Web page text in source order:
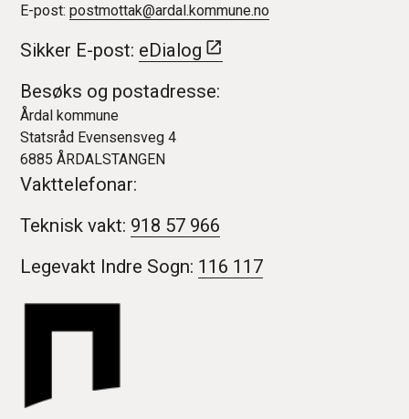
E-post:postmottak@ardal.kommune.no
Sikker E-post: eDialog
Besøks og postadresse:
Årdal kommune
Statsråd Evensensveg 4
6885 ÅRDALSTANGEN
Vakttelefonar:
Teknisk vakt: 918 57 966
Legevakt Indre Sogn: 116 117